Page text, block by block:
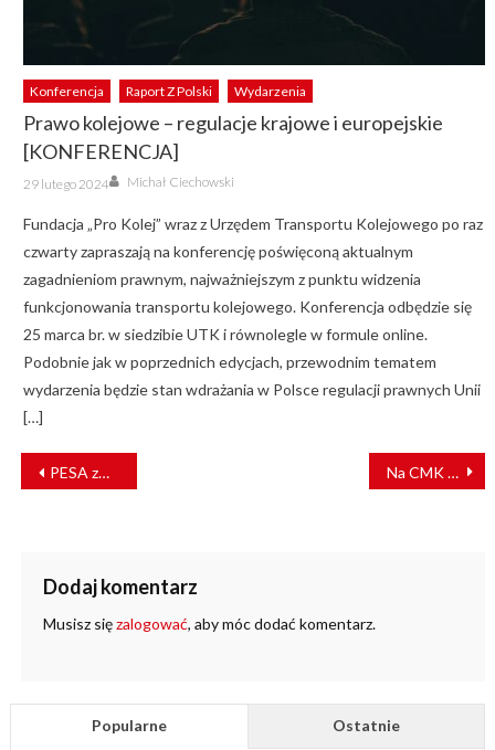
Konferencja Raport Z Polski Wydarzenia
Prawo kolejowe – regulacje krajowe i europejskie
[KONFERENCJA]
Posted
on
29 lutego 2024 Author
Michał Ciechowski
Fundacja „Pro Kolej” wraz z Urzędem Transportu Kolejowego po raz
czwarty zapraszają na konferencję poświęconą aktualnym
zagadnieniom prawnym, najważniejszym z punktu widzenia
funkcjonowania transportu kolejowego. Konferencja odbędzie się
25 marca br. w siedzibie UTK i równolegle w formule online.
Podobnie jak w poprzednich edycjach, przewodnim tematem
wydarzenia będzie stan wdrażania w Polsce regulacji prawnych Unii
[…]
NAWIGACJA
WPISU
PESA zmodernizuje kolejne wagony dla PKP Intercity Na CMK przebudują mosty, wiadukty i przepusty
Dodaj komentarz
Musisz sięzalogować, aby móc dodać komentarz.
Popularne Ostatnie